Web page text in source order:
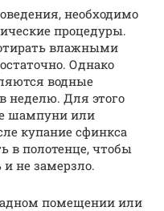
необходимо
процедуры.
влажными
Однако
водные
неделю. Для этого
шампуни или
купание сфинкса
в полотенце, чтобы
не замерзло.
помещении или